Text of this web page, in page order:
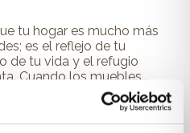
tu hogar es mucho más
es el reflejo de tu
de tu vida y el refugio
Cuando los muebles...